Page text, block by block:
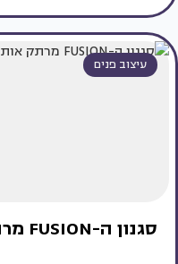
עיצוב פנים
סגנון ה-FUSION מרתק אותנו